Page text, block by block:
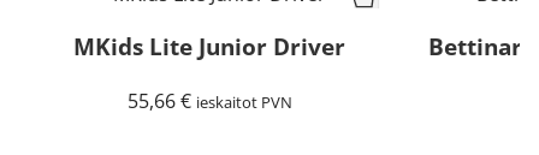
MKids Lite Junior Driver
55,66€ ieskaitot PVN